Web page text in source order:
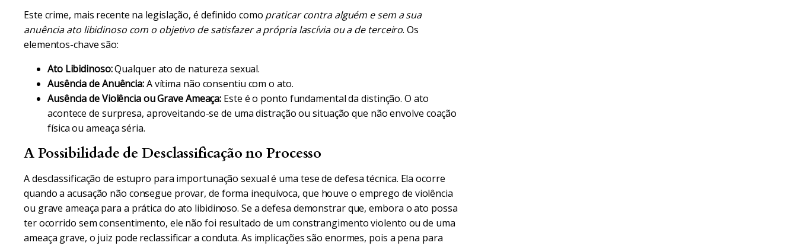
Este crime, mais recente na legislação, é definido como praticar contra alguém e sem a sua
anuência ato libidinoso com o objetivo de satisfazer a própria lascívia ou a de terceiro. Os
elementos-chave são:
Ato Libidinoso:Qualquer ato de natureza sexual.
Ausência de Anuência:A vítima não consentiu com o ato.
Ausência de Violência ou Grave Ameaça: Este é o ponto fundamental da distinção. O ato
acontece de surpresa, aproveitando-se de uma distração ou situação que não envolve coação
física ou ameaça séria.
A Possibilidade de Desclassificação no Processo
A desclassificação de estupro para importunação sexual é uma tese de defesa técnica. Ela ocorre
quando a acusação não consegue provar, de forma inequívoca, que houve o emprego de violência
ou grave ameaça para a prática do ato libidinoso. Se a defesa demonstrar que, embora o ato possa
ter ocorrido sem consentimento, ele não foi resultado de um constrangimento violento ou de uma
ameaça grave, o juiz pode reclassificar a conduta. As implicações são enormes, pois a pena para